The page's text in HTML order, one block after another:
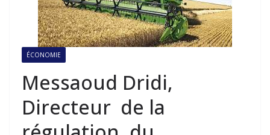
ÉCONOMIE
Messaoud Dridi,
Directeur de la